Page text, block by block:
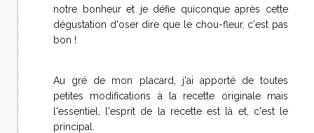
notre bonheur et je défie quiconque après cette
dégustation d'oser dire que le chou-fleur, c'est pas
bon !
Au gré de mon placard, j'ai apporté de toutes
petites modifications à la recette originale mais
l'essentiel, l'esprit de la recette est là et, c'est le
principal.